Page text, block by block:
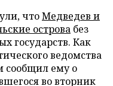
чтоМедведев и
острова без
государств. Как
ведомства
сообщил ему о
во вторник